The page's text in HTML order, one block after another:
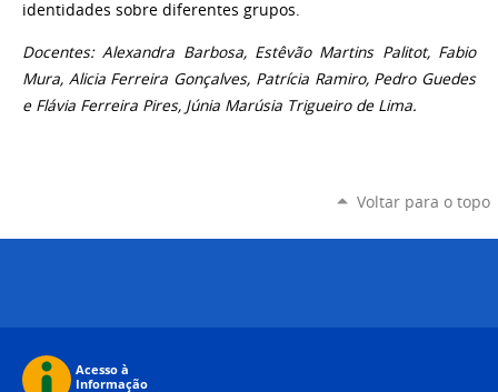
identidades sobre diferentes grupos.
Docentes:Alexandra Barbosa, Estêvão Martins Palitot, Fabio
Mura, Alicia Ferreira Gonçalves, Patrícia Ramiro, Pedro Guedes
e Flávia Ferreira Pires, Júnia Marúsia Trigueiro de Lima.
Voltar para o topo